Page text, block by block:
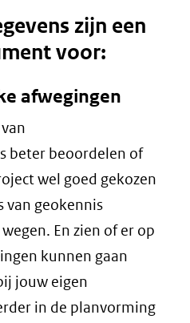
zijn een
voor:
afwegingen
beter beoordelen of
wel goed gekozen
van geokennis
En zien of er op
kunnen gaan
jouw eigen
in de planvorming